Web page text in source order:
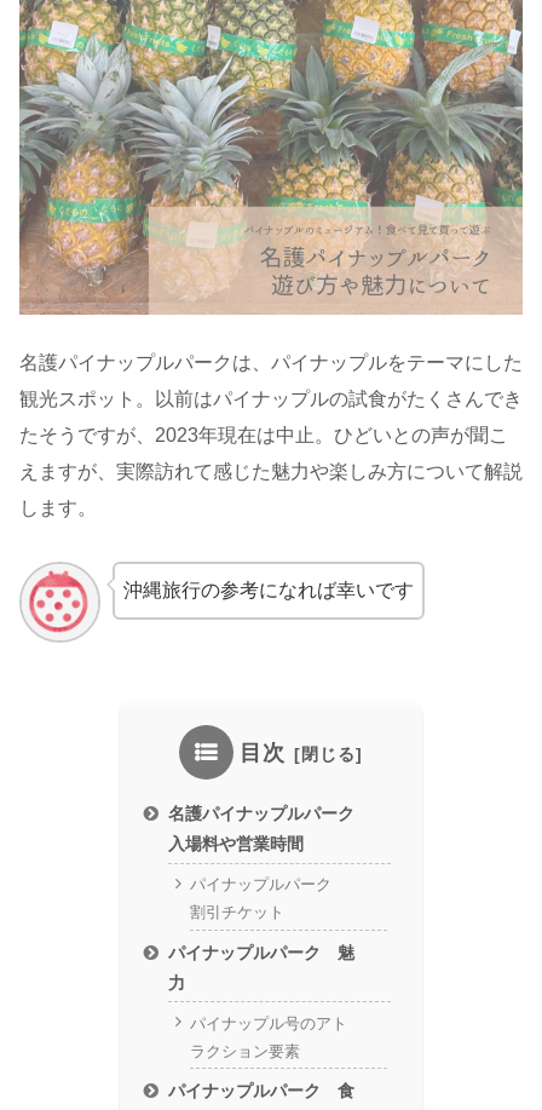
名護パイナップルパークは、パイナップルをテーマにした
観光スポット。以前はパイナップルの試食がたくさんでき
たそうですが、2023年現在は中止。ひどいとの声が聞こ
えますが、実際訪れて感じた魅力や楽しみ方について解説
します。
沖縄旅行の参考になれば幸いです
目次
名護パイナップルパーク
入場料や営業時間
パイナップルパーク
割引チケット
パイナップルパーク 魅
力
パイナップル号のアト
ラクション要素
パイナップルパーク 食